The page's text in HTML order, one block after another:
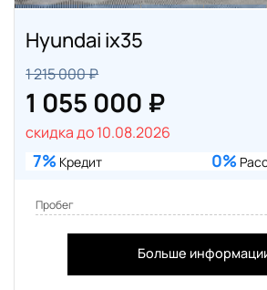
Hyundai ix35
1 215 000 ₽
1 055 000 ₽
скидка до 10.08.2026
7% Кредит 0%
Пробег
Больше